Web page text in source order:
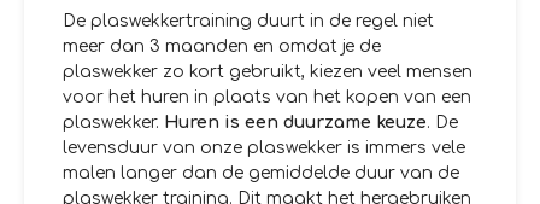
De plaswekkertraining duurt in de regel niet
meer dan 3 maanden en omdat je de
plaswekker zo kort gebruikt, kiezen veel mensen
voor het huren in plaats van het kopen van een
plaswekker. Huren is een duurzame keuze. De
levensduur van onze plaswekker is immers vele
malen langer dan de gemiddelde duur van de
plaswekker training. Dit maakt het hergebruiken